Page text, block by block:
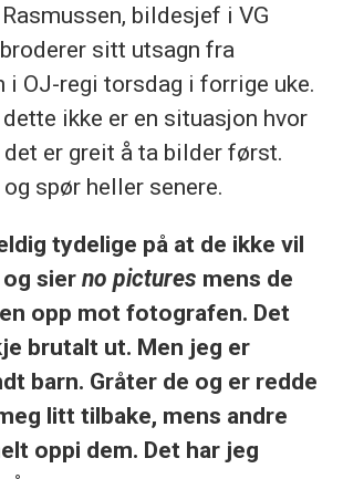
bildesjef i VG
sitt utsagn fra
i OJ-regi torsdag i forrige uke.
dette ikke er en situasjon hvor
er greit å ta bilder først.
spør heller senere.
tydelige på at de ikke vil
sier no pictures mens de
opp mot fotografen. Det
brutalt ut. Men jeg er
barn. Gråter de og er redde
litt tilbake, mens andre
oppi dem. Det har jeg